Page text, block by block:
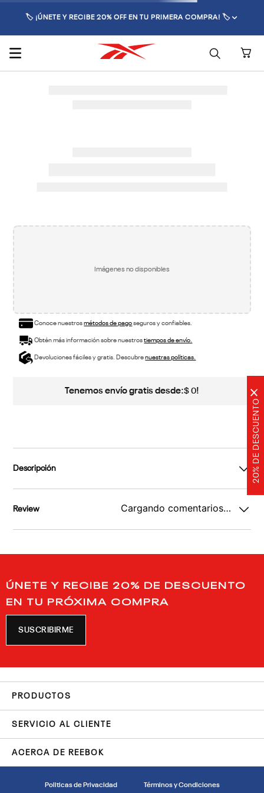
20% DE DESCUENTO
×
🏷️ ¡ÚNETE Y RECIBE 20% OFF EN TU PRIMERA COMPRA! 🏷️
Imágenes no disponibles
Conoce nuestrosmétodos de pagoseguros y confiables.
Obtén más información sobre nuestrostiempos de envío.
Devoluciones fáciles y gratis. Descubrenuestras políticas.
Tenemos envío gratis desde:$ 0!
Descripción
Review Cargando comentarios…
ÚNETE Y RECIBE 20% DE DESCUENTO
EN TU PRÓXIMA COMPRA
SUSCRIBIRME
PRODUCTOS
SERVICIO AL CLIENTE
ACERCA DE REEBOK
Politicas de Privacidad Términos y Condiciones